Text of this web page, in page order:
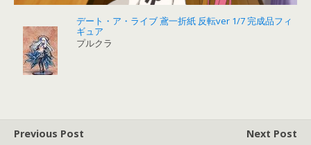
デート・ア・ライブ 鳶一折紙 反転ver 1/7 完成品フィ
ギュア
プルクラ
Previous Post
Next Post